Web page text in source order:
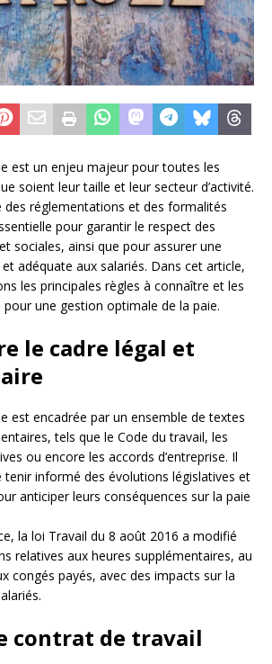
est un enjeu majeur pour toutes les
soient leur taille et leur secteur d’activité.
des réglementations et des formalités
pour garantir le respect des
sociales, ainsi que pour assurer une
adéquate aux salariés. Dans cet article,
les principales règles à connaître et les
une gestion optimale de la paie.
le cadre légal et
est encadrée par un ensemble de textes
tels que le Code du travail, les
ou encore les accords d’entreprise. Il
informé des évolutions législatives et
anticiper leurs conséquences sur la paie
la loi Travail du 8 août 2016 a modifié
relatives aux heures supplémentaires, au
congés payés, avec des impacts sur la
contrat de travail